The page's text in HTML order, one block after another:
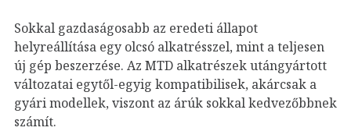
Sokkal gazdaságosabb az eredeti állapot
helyreállítása egy olcsó alkatrésszel, mint a teljesen
új gép beszerzése. Az MTD alkatrészek utángyártott
változatai egytől-egyig kompatibilisek, akárcsak a
gyári modellek, viszont az árúk sokkal kedvezőbbnek
számít.